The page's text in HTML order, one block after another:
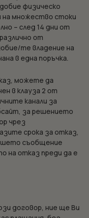
физическо
на множество стоки
– след 14 дни от
от
те владение на
в една поръчка.
можете да
в клауза 2 от
канали за
за решението
чрез
срока за отказ,
съобщение
на отказ преди да е
договор, ние ще Ви